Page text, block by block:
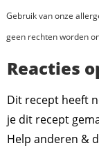
Gebruik van onze
geen rechten worden
Reacties
Dit recept heeft
je dit recept
Help anderen &